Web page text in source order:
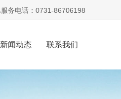
服务电话：0731-86706198
新闻动态 联系我们